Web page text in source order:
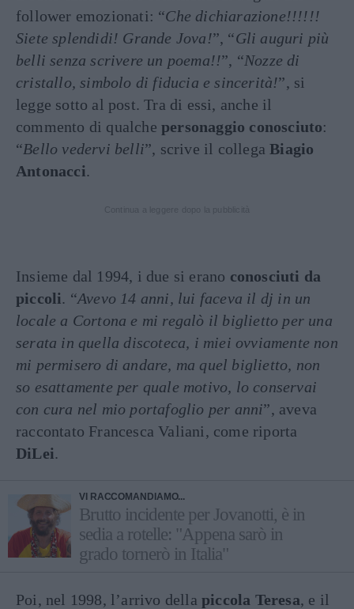
follower emozionati: “Che dichiarazione!!!!!!
Siete splendidi! Grande Jova!”, “Gli auguri più
belli senza scrivere un poema!!”, “Nozze di
cristallo, simbolo di fiducia e sincerità!”, si
legge sotto al post. Tra di essi, anche il
commento di qualche personaggio conosciuto:
“Bello vedervi belli”, scrive il collegaBiagio
Antonacci.
Insieme dal 1994, i due si erano conosciuti da
piccoli. “Avevo 14 anni, lui faceva il dj in un
locale a Cortona e mi regalò il biglietto per una
serata in quella discoteca, i miei ovviamente non
mi permisero di andare, ma quel biglietto, non
so esattamente per quale motivo, lo conservai
con cura nel mio portafoglio per anni”, aveva
raccontato Francesca Valiani, come riporta
DiLei.
VI RACCOMANDIAMO...
Brutto incidente per Jovanotti, è in
sedia a rotelle: "Appena sarò in
grado tornerò in Italia"
Poi, nel 1998, l’arrivo della piccola Teresa, e il